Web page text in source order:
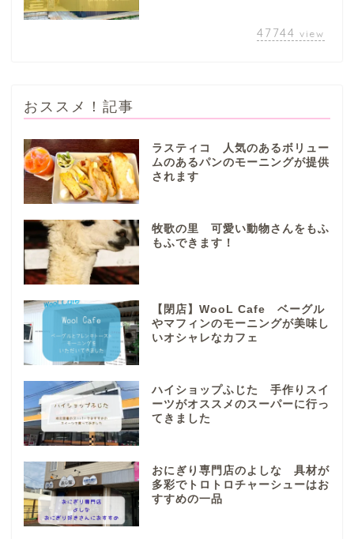
47744 view
おススメ！記事
ラスティコ 人気のあるボリュー
ムのあるパンのモーニングが提供
されます
牧歌の里 可愛い動物さんをもふ
もふできます！
【閉店】WooL Cafe ベーグル
やマフィンのモーニングが美味し
いオシャレなカフェ
ハイショップふじた 手作りスイ
ーツがオススメのスーパーに行っ
てきました
おにぎり専門店のよしな 具材が
多彩でトロトロチャーシューはお
すすめの一品
ぎふまるけとは。
ぎふまるけ内の記事と写真
（画像）＆掲載情報につい
岐阜地域
岐阜市
各務原市
山県市